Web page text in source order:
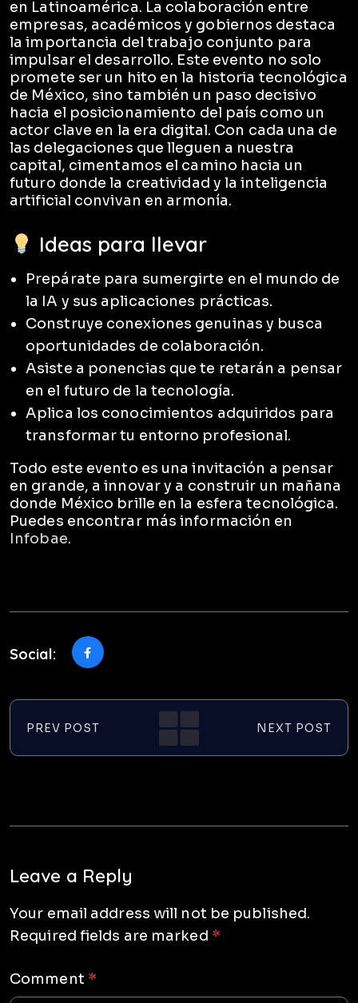
en Latinoamérica. La colaboración entre
empresas, académicos y gobiernos destaca
la importancia del trabajo conjunto para
impulsar el desarrollo. Este evento no solo
promete ser un hito en la historia tecnológica
de México, sino también un paso decisivo
hacia el posicionamiento del país como un
actor clave en la era digital. Con cada una de
las delegaciones que lleguen a nuestra
capital, cimentamos el camino hacia un
futuro donde la creatividad y la inteligencia
artificial convivan en armonía.
Ideas para llevar
Prepárate para sumergirte en el mundo de
la IA y sus aplicaciones prácticas.
Construye conexiones genuinas y busca
oportunidades de colaboración.
Asiste a ponencias que te retarán a pensar
en el futuro de la tecnología.
Aplica los conocimientos adquiridos para
transformar tu entorno profesional.
Todo este evento es una invitación a pensar
en grande, a innovar y a construir un mañana
donde México brille en la esfera tecnológica.
Puedes encontrar más información en
Infobae.
Social:
PREV POST NEXT POST
Leave a Reply
Your email address will not be published.
Required fields are marked *
Comment *